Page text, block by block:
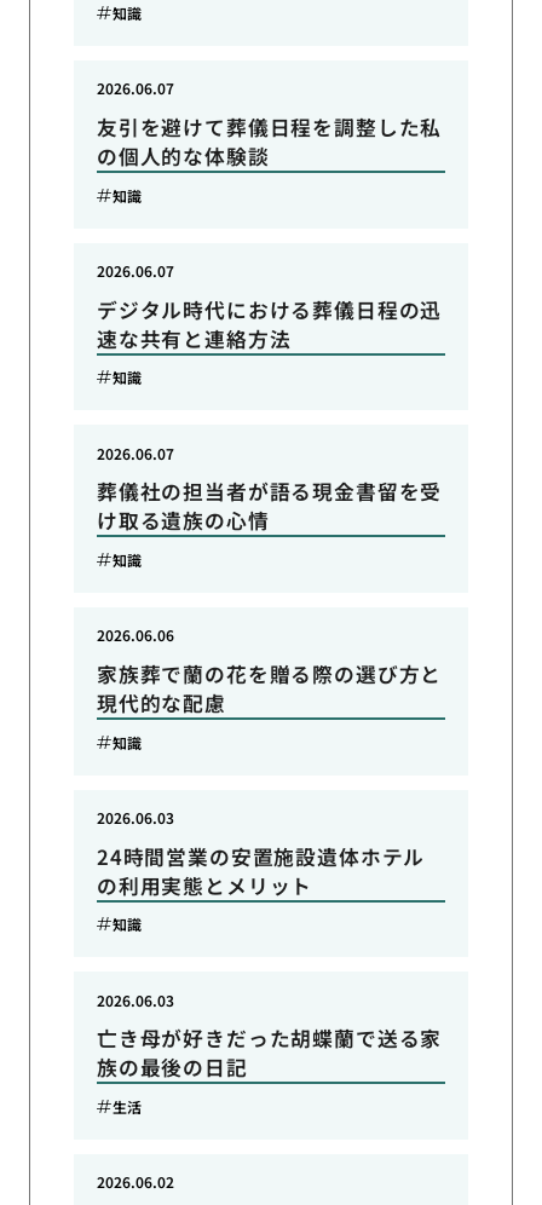
知識
友引を避けて葬儀日程を調整した私
の個人的な体験談
2026.06.07
知識
デジタル時代における葬儀日程の迅
速な共有と連絡方法
2026.06.07
知識
葬儀社の担当者が語る現金書留を受
け取る遺族の心情
2026.06.07
知識
家族葬で蘭の花を贈る際の選び方と
現代的な配慮
2026.06.06
知識
24時間営業の安置施設遺体ホテル
の利用実態とメリット
2026.06.03
知識
亡き母が好きだった胡蝶蘭で送る家
族の最後の日記
2026.06.03
生活
2026.06.02